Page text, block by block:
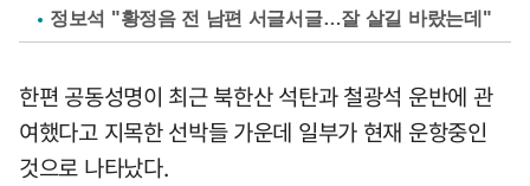
정보석 "황정음 전 남편 서글서글…잘 살길 바랐는데"
한편 공동성명이 최근 북한산 석탄과 철광석 운반에 관
여했다고 지목한 선박들 가운데 일부가 현재 운항중인
것으로 나타났다.